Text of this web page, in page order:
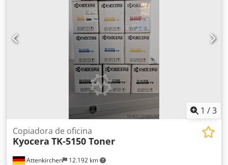
1 /3
Attenkirchen 12.192 km
Copiadora de oficina
Kyocera TK-5150 Toner